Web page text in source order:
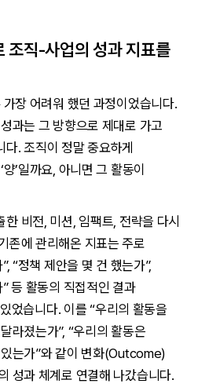
조직-사업의 성과 지표를
장 어려워 했던 과정이었습니다.
과는 그 방향으로 제대로 가고
. 조직이 정말 중요하게
’일까요, 아니면 그 활동이
비전, 미션, 임팩트, 전략을 다시
존에 관리해온 지표는 주로
“정책 제안을 몇 건 했는가”,
등 활동의 직접적인 결과
었습니다. 이를 “우리의 활동을
라졌는가”, “우리의 활동은
는가”와 같이 변화(Outcome)
성과 체계로 연결해 나갔습니다.